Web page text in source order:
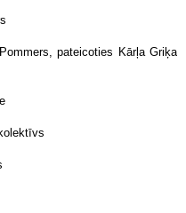
Kārļa Griķa
kolektīvs